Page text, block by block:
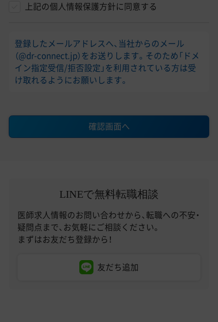
上記の個人情報保護方針に同意する
登録したメールアドレスへ、当社からのメール
（@dr-connect.jp）をお送りします。そのため「ドメ
イン指定受信/拒否設定」を利用されている方は受
け取れるようにお願いします。
確認画面へ
LINEで無料転職相談
医師求人情報のお問い合わせから、転職への不安・
疑問点まで、お気軽にご相談ください。
まずはお友だち登録から！
友だち追加